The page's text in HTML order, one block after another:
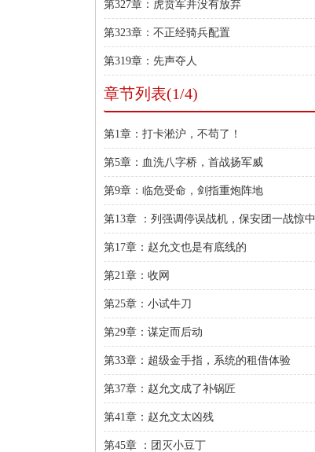
第327章：虎贲军并没有放弃
第323章：不正经骑兵配置
第319章：先声夺人
章节列表(1/4)
第1章：打卡淞沪，不苟了！
第5章：血洗八字桥，首战扬军威
第9章：临危受命，剑指重炮阵地
第13章 ：列强调停误战机，保安团一战惊中
枢
第17章：赵允文也是有底线的
第21章：收网
第25章：小试牛刀
第29章：谋定而后动
第33章：超级金手指，系统的租借体验
第37章：赵允文成了补锅匠
第41章：赵允文太凶残
第45章 ：团灭小豆丁